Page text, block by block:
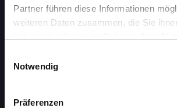
Partner führen diese Informationen
weiteren Daten zusammen, die Sie
Notwendig
Präferenzen
BERLIN
BRAUNSCHWEIG